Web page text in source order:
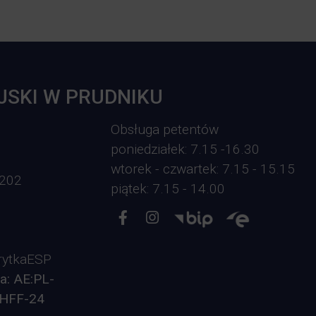
W PRUDNIKU
AE:PL-
24
Obsługa petentów
poniedziałek: 7.15 -16.30
wtorek - czwartek: 7.15 - 15.15
piątek: 7.15 - 14.00